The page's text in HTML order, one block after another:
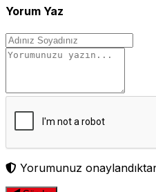
Yorum Yaz
Yorumunuz